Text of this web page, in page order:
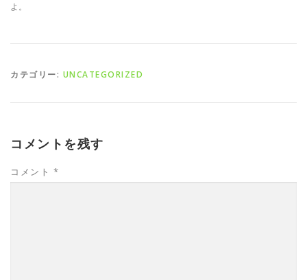
よ。
カテゴリー: UNCATEGORIZED
コメントを残す
コメント *